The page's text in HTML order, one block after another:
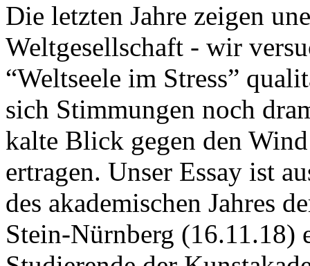
Die letzten Jahre zeigen
Weltgesellschaft - wir
“Weltseele im Stress”
sich Stimmungen noch
kalte Blick gegen den
ertragen. Unser Essay ist
des akademischen Jahres
Stein-Nürnberg (16.11.18)